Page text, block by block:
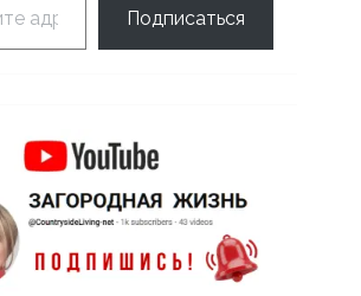
Подписаться